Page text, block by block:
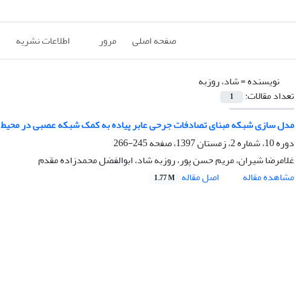
صفحه اصلی مرور اطلاعات نشریه
نویسنده =شاد، روزبه
تعداد مقالات:
1
مدل سازی شبکه مبنای تصادفات جرحی عابر پیاده به کمک شبکه عصبی در محیط GIS (مطالعه ی موردی: شهر مشهد)
دوره 10، شماره 2، زمستان 1397، صفحه
245-266
غلامرضا شیران، مریم حسن پور، روزبه شاد، ابوالفضل محمدزاده مقدم
مشاهده مقاله
اصل مقاله 1.77 M